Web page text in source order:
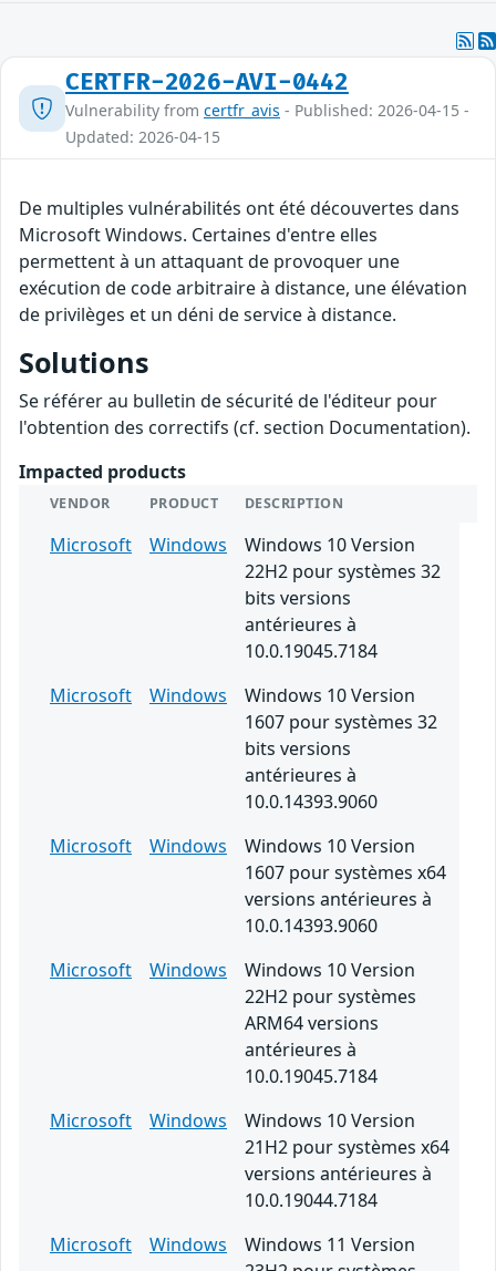
CERTFR-2026-AVI-0442
Vulnerability from certfr_avis - Published: 2026-04-15 -
Updated: 2026-04-15
De multiples vulnérabilités ont été découvertes dans
Microsoft Windows. Certaines d'entre elles
permettent à un attaquant de provoquer une
exécution de code arbitraire à distance, une élévation
de privilèges et un déni de service à distance.
Solutions
Se référer au bulletin de sécurité de l'éditeur pour
l'obtention des correctifs (cf. section Documentation).
Impacted products
VENDOR PRODUCT DESCRIPTION
Microsoft Windows
Windows 10 Version
22H2 pour systèmes 32
bits versions
antérieures à
10.0.19045.7184
Microsoft
Windows
Windows 10 Version
1607 pour systèmes 32
bits versions
antérieures à
10.0.14393.9060
Microsoft
Windows
Windows 10 Version
1607 pour systèmes x64
versions antérieures à
10.0.14393.9060
Microsoft
Windows
Windows 10 Version
22H2 pour systèmes
ARM64 versions
antérieures à
10.0.19045.7184
Microsoft
Windows
Windows 10 Version
21H2 pour systèmes x64
versions antérieures à
10.0.19044.7184
Microsoft
Windows
Windows 11 Version